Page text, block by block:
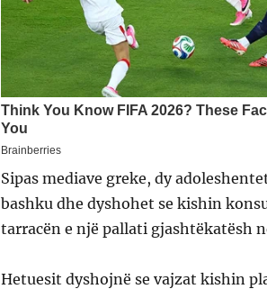
Sipas mediave greke, dy
bashku dhe dyshohet se kishin
tarracën e një pallati gjashtëkatësh
Hetuesit dyshojnë se vajzat kishin